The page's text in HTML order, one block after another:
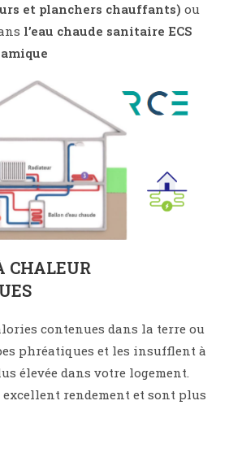
et planchers chauffants) ou
l’eau chaude sanitaire ECS
CHALEUR
contenues dans la terre ou
phréatiques et les insufflent à
élevée dans votre logement.
excellent rendement et sont plus